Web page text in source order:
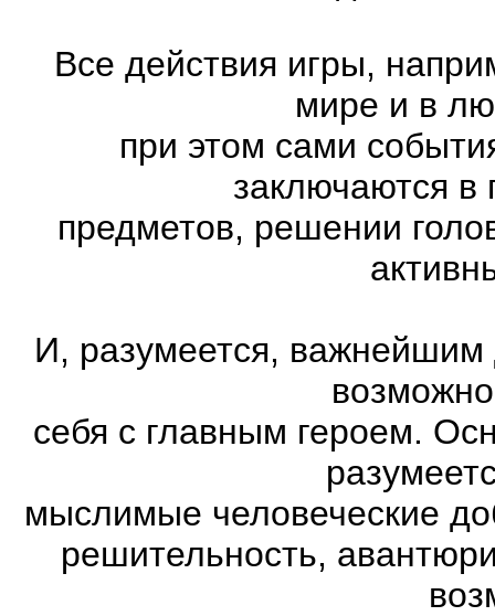
Все действия игры,
мире и в
при этом сами
заключаются в
предметов, решении
И, разумеется, важнейшим
себя с главным героем.
мыслимые человеческие
решительность,